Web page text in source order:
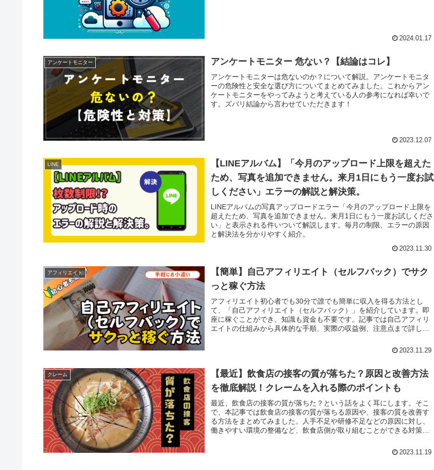
2024.01.17
アンケートモニター アンケートモニター 危ない？【結論はコレ】
アンケートモニターは危ないのか？について解説。アンケートモニタ
ーの危険性と安全な選び方についてまとめてみました。これからアン
ケートモニターをやってみようと考えている人の参考になれば幸いで
す。ズバリ結論から言わせていただきます！
2023.12.07
LINE
【LINEアルバム】「今月のアップロード上限を超えた
ため、写真を追加できません。来月1日にもう一度お試
しください」エラーの解説と解決策。
LINEアルバムの写真アップロードエラー「今月のアップロード上限を
超えたため、写真を追加できません。来月1日にもう一度お試しくださ
い」と表示される件いついて解説します。毎月の制限、エラーの原因
と解決法を分かりやすく紹介。
2023.11.30
アフィリエイト
【簡単】自己アフィリエイト（セルフバック）でサク
っと稼ぐ方法
アフィリエイト初心者でも30分で誰でも簡単に収入を得る方法とし
て、「自己アフィリエイト（セルフバック）」を紹介しています。即
座に稼ぐことができ、知識も資金も不要です。記事では自己アフィリ
エイトの仕組みから具体的な手順、実際の収益例、注意点まで詳しく
2023.11.29
クレーム
【最近】飲食店の接客の質が落ちた？原因と改善方法
を徹底解説！クレームを入れる際のポイントも
最近、飲食店の接客の質が落ちた？という話をよく耳にします。そこ
で、本記事では飲食店の接客の質が落ちる原因や、接客の質を改善す
る方法をまとめてみました。人手不足や研修不足などの原因に対し、
働きやすい環境の整備など、飲食店側が取り組むことができる対策、
2023.11.19